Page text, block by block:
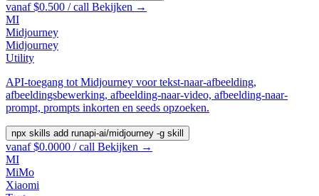
vanaf $0.500 / call Bekijken →
MI
Midjourney
Midjourney
Utility
API-toegang tot Midjourney voor tekst-naar-afbeelding,
afbeeldingsbewerking, afbeelding-naar-video, afbeelding-naar-
prompt, prompts inkorten en seeds opzoeken.
npx skills add runapi-ai/midjourney -g skill
vanaf $0.0000 / call Bekijken →
MI
MiMo
Xiaomi